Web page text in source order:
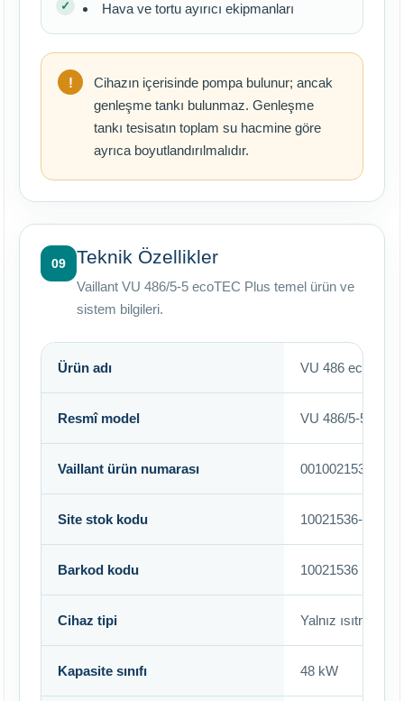
Hava ve tortu ayırıcı ekipmanları
Cihazın içerisinde pompa bulunur; ancak
genleşme tankı bulunmaz. Genleşme
tankı tesisatın toplam su hacmine göre
ayrıca boyutlandırılmalıdır.
09 Teknik Özellikler
Vaillant VU 486/5-5 ecoTEC Plus temel ürün ve
sistem bilgileri.
Ürün adı VU 486 ecoTEC
Resmî model VU 486/5-5 H-TR
Vaillant ürün numarası 0010021536
Site stok kodu 10021536-
Barkod kodu 10021536
Cihaz tipi Yalnız ısıtma
Kapasite sınıfı 48 kW